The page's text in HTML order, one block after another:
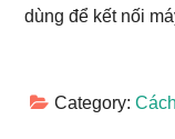
dùng để kết nối
Category: